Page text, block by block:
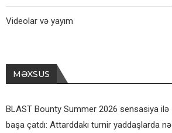
Videolar və yayım
MƏXSUS
BLAST Bounty Summer 2026 sensasiya ilə
başa çatdı: Attarddakı turnir yaddaşlarda nə